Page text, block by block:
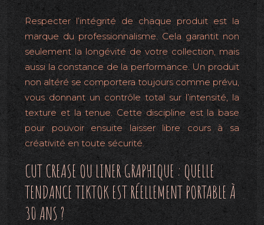
Respecter l’intégrité de chaque produit est la
marque du professionnalisme. Cela garantit non
seulement la longévité de votre collection, mais
aussi la constance de la performance. Un produit
non altéré se comportera toujours comme prévu,
vous donnant un contrôle total sur l’intensité, la
texture et la tenue. Cette discipline est la base
pour pouvoir ensuite laisser libre cours à sa
créativité en toute sécurité.
CUT CREASE OU LINER GRAPHIQUE : QUELLE
TENDANCE TIKTOK EST RÉELLEMENT PORTABLE À
30 ANS ?